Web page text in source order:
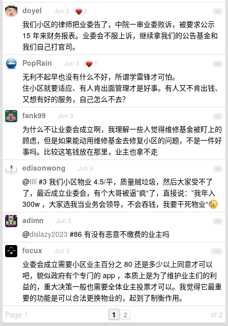
95
doyel Jun 3 2
我们小区的律师把业委告了，中院一审业委败诉，被要求公示
15 年来财务报表。业委会不服上诉，继续拿我们的公告基金和
我们自己打官司。
96
PopRain Jun 3 1
无利不起早也没有什么不好，所谓学雷锋才可怕。
住小区就要适应、有人肯出面管理才是好事。有人又不肯出钱、
又想有好的服务，自己怎么不去？
97
fank99 Jun 3
为什么不让业委会成立啊，我理解一些人觉得维修基金被盯上的
顾虑，但是如果能动用维修基金去修复小区的问题，不是一件好
事吗。比较这笔钱放在那里，业主也拿不走
98
edisonwong Jun 3
@IlIl #3 我们小区物业 4.5/平，质量贼垃圾，然后大家受不了
了，最近成立业委会，有个大哥被逼”疯“了，直接说：”我年入
300w ，大家选我当业务会领导，不会吞钱，我要干死物业“
99
adimn Jun 3
@dislazy2023 #86 有没有恶意不缴费的业主吗
100
focux Jun 3
业委会成立需要小区业主百分之 80 还是多少以上同意才可以
吧，貌似政府有个专门的 app ，本质上是为了维护业主们的利
益的，重大决策一般也需要全体业主投票才可以。我觉得它最重
要的功能是可以合法更换物业的，起到了制衡作用。
Page 1
of 2
1 2